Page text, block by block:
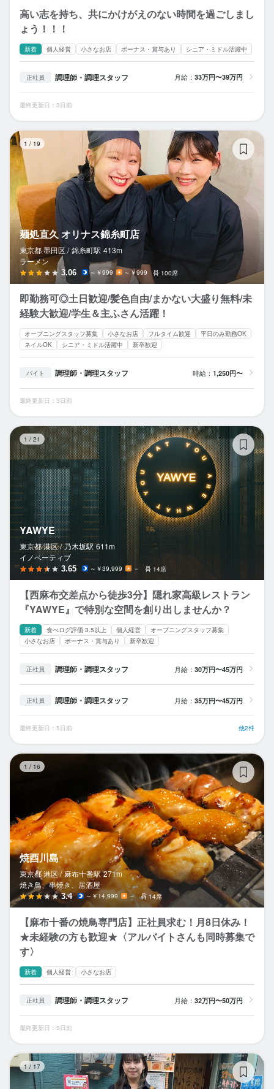
高い志を持ち、共にかけがえのない時間を過ごしまし
ょう！！！
新着 個人経営 小さなお店 ボーナス・賞与あり シニア・ミドル活躍中
正社員 調理師・調理スタッフ 月給： 33万円〜39万円
最終更新日：3日前
1 / 19
麺処直久 オリナス錦糸町店
東京都 墨田区 / 錦糸町駅 413m
ラーメン
3.06 ～￥999 ～￥999 100席
即勤務可◎土日歓迎/髪色自由/まかない大盛り無料/未
経験大歓迎/学生＆主ふさん活躍！
オープニングスタッフ募集 小さなお店 フルタイム歓迎
平日のみ勤務OK
ネイルOK
シニア・ミドル活躍中 新卒歓迎
バイト 調理師・調理スタッフ 時給： 1,250円〜
最終更新日：3日前
1 / 21
YAWYE
東京都 港区 / 乃木坂駅 611m
イノベーティブ
3.65 ～￥39,999 － 14席
【西麻布交差点から徒歩3分】隠れ家高級レストラン
『YAWYE』で特別な空間を創り出しませんか？
新着 食べログ評価 3.5以上 個人経営
オープニングスタッフ募集
小さなお店
ボーナス・賞与あり 新卒歓迎
正社員 調理師・調理スタッフ 月給： 30万円〜45万円
正社員 調理師・調理スタッフ 月給： 35万円〜45万円
最終更新日：5日前 他2件
1 / 16
焼酉川島
東京都 港区 / 麻布十番駅 271m
焼き鳥、串焼き、居酒屋
3.4 ～￥14,999 － 14席
【麻布十番の焼鳥専門店】正社員求む！月8日休み！
★未経験の方も歓迎★〈アルバイトさんも同時募集で
す〉
新着 個人経営 小さなお店
正社員 調理師・調理スタッフ 月給： 32万円〜50万円
最終更新日：5日前
1/ 17